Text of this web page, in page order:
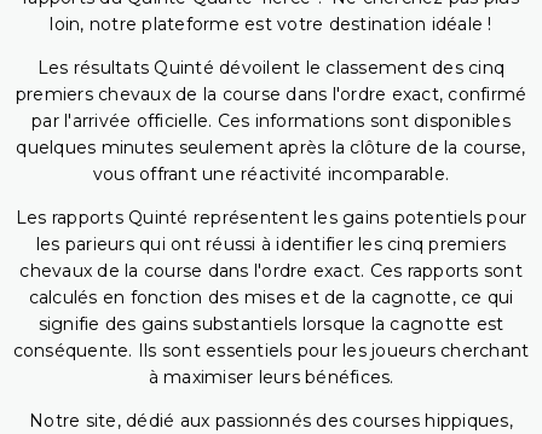
loin, notre plateforme est votre destination idéale !
Les résultats Quinté dévoilent le classement des cinq
premiers chevaux de la course dans l'ordre exact, confirmé
par l'arrivée officielle. Ces informations sont disponibles
quelques minutes seulement après la clôture de la course,
vous offrant une réactivité incomparable.
Les rapports Quinté représentent les gains potentiels pour
les parieurs qui ont réussi à identifier les cinq premiers
chevaux de la course dans l'ordre exact. Ces rapports sont
calculés en fonction des mises et de la cagnotte, ce qui
signifie des gains substantiels lorsque la cagnotte est
conséquente. Ils sont essentiels pour les joueurs cherchant
à maximiser leurs bénéfices.
Notre site, dédié aux passionnés des courses hippiques,